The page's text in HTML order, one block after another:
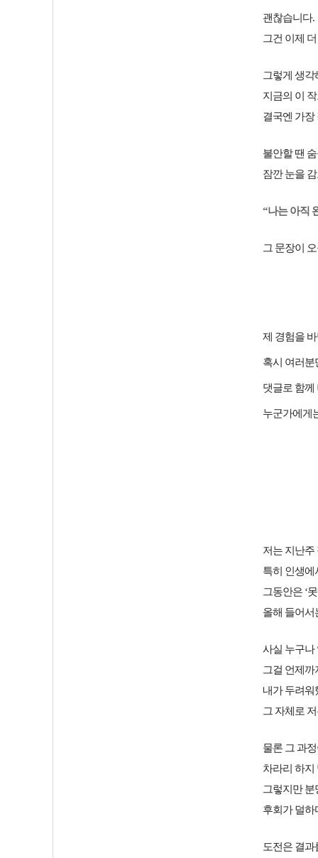
괜찮습니다.
그건 이제
그렇게 생각
지금의 이
결국엔 가장
불안할 땐
잠깐 눈을
“나는 아직
그 문장이
제 경험을
혹시 여러분
댓글로 함께
누군가에게
저는 지난주
특히 인생에
그동안은 ‘
올해 들어
사실 누구나
그걸 언제까
내가 두려워
그 자체로
물론 그 과
차라리 하지
그렇지만 분
후회가 덜하
도전은 결과